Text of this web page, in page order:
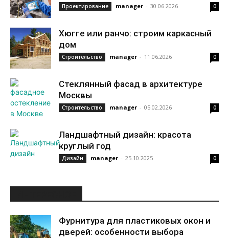
Проектирование manager - 30.06.2026 0
Хюгге или ранчо: строим каркасный
дом
Строительство manager - 11.06.2026 0
Стеклянный фасад в архитектуре
Москвы
Строительство manager - 05.02.2026 0
Ландшафтный дизайн: красота
круглый год
Дизайн manager - 25.10.2025 0
Фурнитура для пластиковых окон и
дверей: особенности выбора